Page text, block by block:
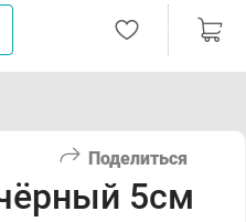
Поделиться
5см